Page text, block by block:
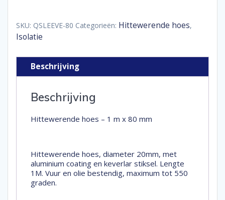
m
x
mm
aantal
SKU: QSLEEVE-80 Categorieën: Hittewerende hoes,
Isolatie
Beschrijving
Beschrijving
Hittewerende hoes – 1 m x 80 mm
Hittewerende hoes, diameter 20mm, met
aluminium coating en keverlar stiksel. Lengte
1M. Vuur en olie bestendig, maximum tot 550
graden.